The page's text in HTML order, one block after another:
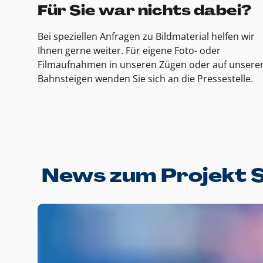
Für Sie war nichts dabei?
Bei speziellen Anfragen zu Bildmaterial helfen wir
Ihnen gerne weiter. Für eigene Foto- oder
Filmaufnahmen in unseren Zügen oder auf
Bahnsteigen wenden Sie sich an die Pressestelle.
News zum Projekt